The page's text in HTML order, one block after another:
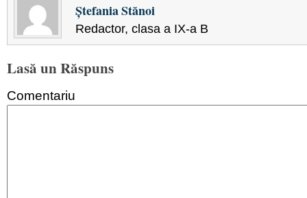
Ştefania Stănoi
Redactor, clasa a IX-a B
Lasă un Răspuns
Comentariu